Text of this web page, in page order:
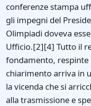
conferenze stampa
gli impegni del
Olimpiadi doveva
Ufficio.[2][4] Tutto il
fondamento, respinte
chiarimento arriva in
la vicenda che si
alla trasmissione e